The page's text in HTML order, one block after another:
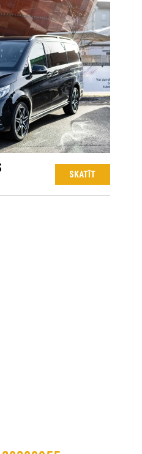
SKATĪT